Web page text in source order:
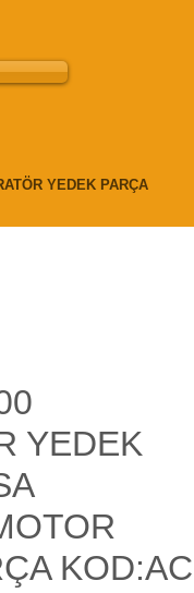
YEDEK PARÇA
YEDEK
KOD:AC